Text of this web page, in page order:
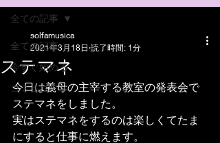
全ての記事
今すぐ始める
コミュニティ
全ての記事
ステマネ
solfamusica
2021年3月18日 読了時間: 1分
今日は義母の主宰する教室の発表会で
ステマネをしました。
実はステマネをするのは楽しくてたま
にすると仕事に燃えます。